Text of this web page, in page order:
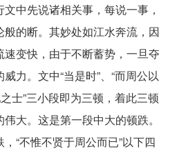
中先说诸相关事，每说一事，
的断。其妙处如江水奔流，因
变快，由于不断蓄势，一旦夺
力。文中“当是时”、“而周公以
士”三小段即为三顿，着此三顿
大。这是第一段中大的顿跌。
“不惟不贤于周公而已”以下四